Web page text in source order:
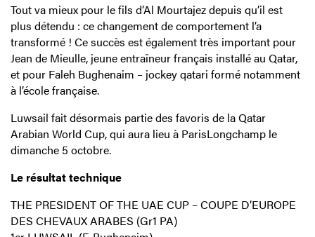
Tout va mieux pour le fils d’Al Mourtajez depuis qu’il est
plus détendu : ce changement de comportement l’a
transformé ! Ce succès est également très important pour
Jean de Mieulle, jeune entraîneur français installé au Qatar,
et pour Faleh Bughenaim – jockey qatari formé notamment
à l’école française.
Luwsail fait désormais partie des favoris de la Qatar
Arabian World Cup, qui aura lieu à ParisLongchamp le
dimanche 5 octobre.
Le résultat technique
THE PRESIDENT OF THE UAE CUP – COUPE D’EUROPE
DES CHEVAUX ARABES (Gr1 PA)